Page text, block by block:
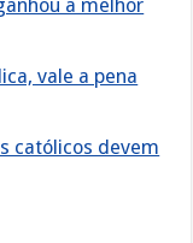
a melhor
vale a pena
católicos devem